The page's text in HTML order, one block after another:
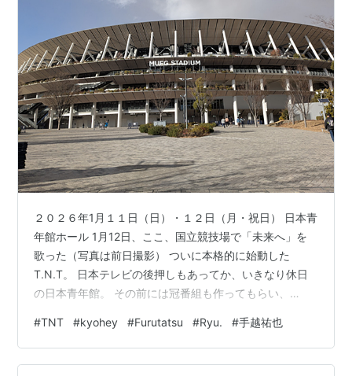
２０２６年1月１１日（日）・１２日（月・祝日） 日本青
年館ホール 1月12日、ここ、国立競技場で「未来へ」を
歌った（写真は前日撮影） ついに本格的に始動した
T.N.T。 日本テレビの後押しもあってか、いきなり休日
の日本青年館。 その前には冠番組も作ってもらい、
主題歌、そして『未来へ』が高校サッカー選手権のテー
マソングに選ばれたりと、大躍進の年末年始。 昨年は何
回か、フェスの出演を見に行ったが、30分ぐらいだし、
#TNT #kyohey #Furutatsu #Ryu. #手越祐也